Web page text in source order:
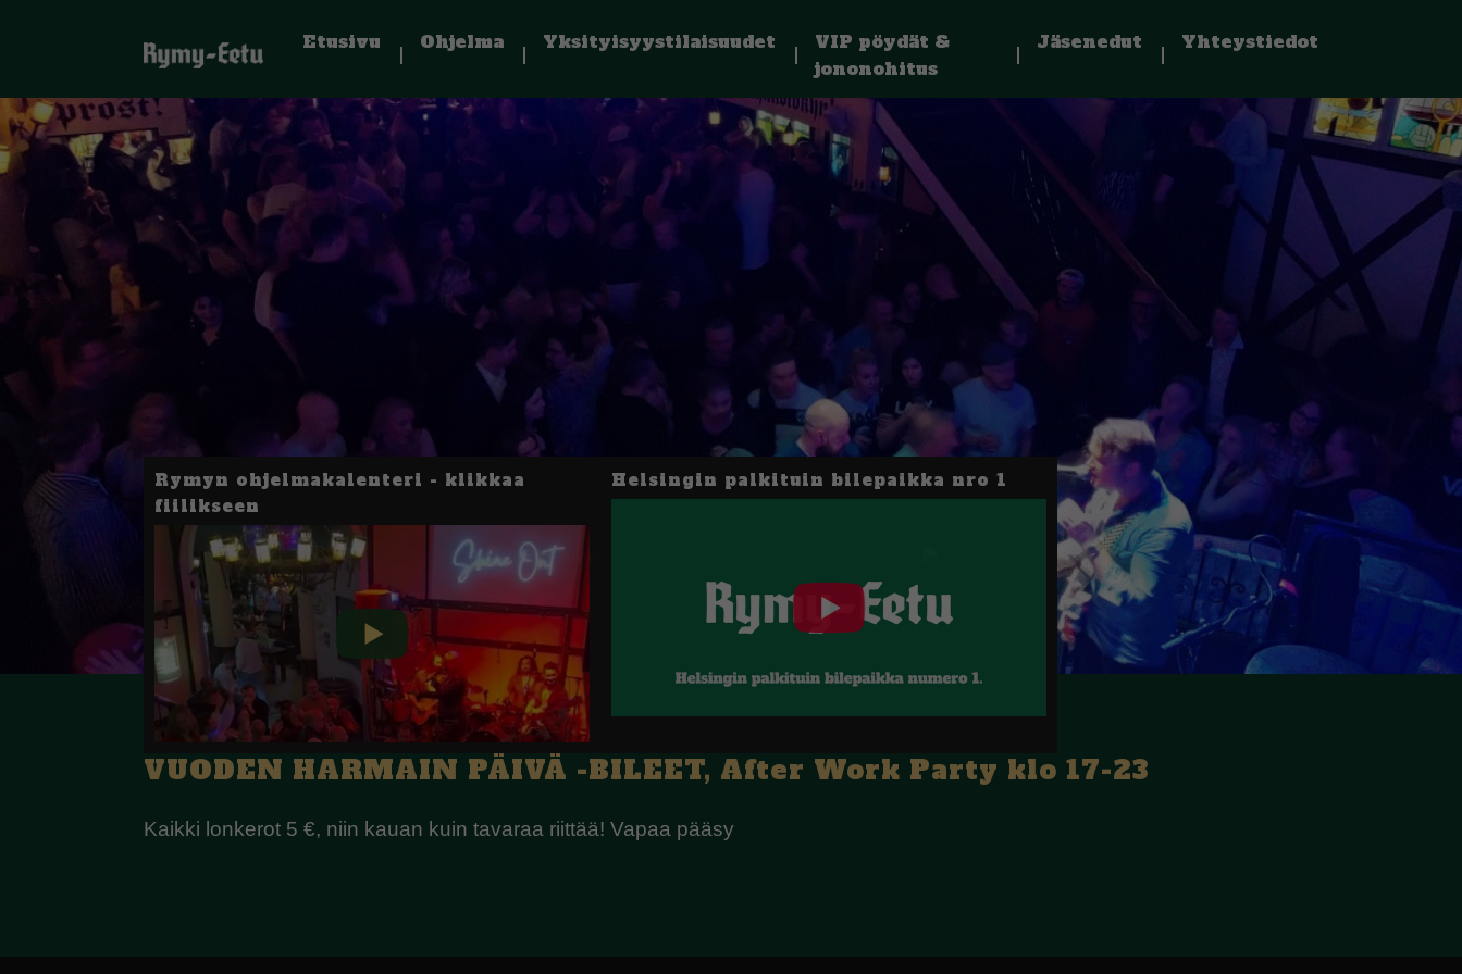
Etusivu Ohjelma Yksityisyystilaisuudet
VIP pöydät &
jononohitus
Jäsenedut Yhteystiedot
Rymyn ohjelmakalenteri - klikkaa
fiilikseen
Helsingin palkituin bilepaikka nro 1
VUODEN HARMAIN PÄIVÄ -BILEET, After Work Party klo 17-23
Kaikki lonkerot 5 €, niin kauan kuin tavaraa riittää! Vapaa pääsy